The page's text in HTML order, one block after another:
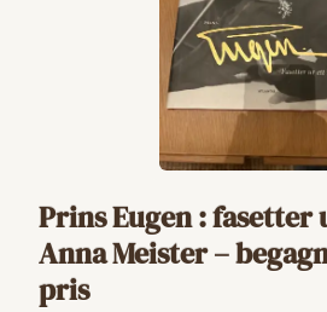
Prins Eugen :
Anna Meister –
pris